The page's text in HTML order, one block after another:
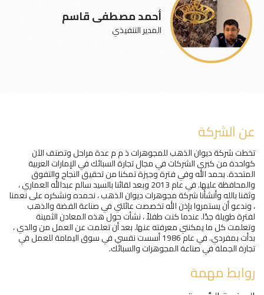
أحمد مصطفى قاسم
المدير التنفيذي
عن الشركة
تخطت شركة ديوان الذهب للمجوهرات ذ م م عدة مراحل وتصنف الآن
كواحدة من كبرى الشركات في مجال تجارة السبائك في الإمارات العربية
المتحدة. بحمد الله وفي فترة وجيزة تمكنا من تحقيق النجاح والتفوق
والمحافظة عليها. في عام 2013 وبعد لقائنا بالسيد سالم عبدالله العماري ،
وثقنا بالله وأنشأنا شركة مجوهرات ديوان الذهب ، نحمده ونشكره على نعمنا
، وندعو أن يستمروا بإذن الله تخصصت عائلتي في صناعة الفضة والذهب
لفترة طويلة جدًا. عندما كنت طفلاً ، نشأت حول هذه المعادن الثمينة
وتعلمت كل ما يمكنني معرفته عنها. بعد أن تعلمت عن العمل من والدي ،
بدأت بمفردي. في عام 1986 أسست نفسي في سوق اليمامة للعمل في
تجارة الجملة في صناعة المجوهرات والسبائك.
روابط مهمة